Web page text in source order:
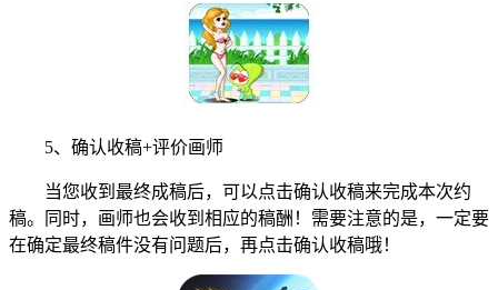
5、确认收稿+评价画师
当您收到最终成稿后，可以点击确认收稿来完成本次约
稿。同时，画师也会收到相应的稿酬！需要注意的是，一定要
在确定最终稿件没有问题后，再点击确认收稿哦！